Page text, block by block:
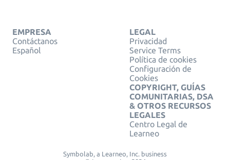
EMPRESA
Contáctanos
Español
LEGAL
Privacidad
Service Terms
Política de cookies
Configuración de
Cookies
COPYRIGHT, GUÍAS
COMUNITARIAS, DSA
& OTROS RECURSOS
LEGALES
Centro Legal de
Learneo
Symbolab, a Learneo, Inc. business